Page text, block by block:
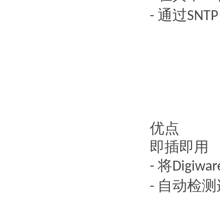
- 通过SNTP
优点
即插即用
- 将
- 自动检